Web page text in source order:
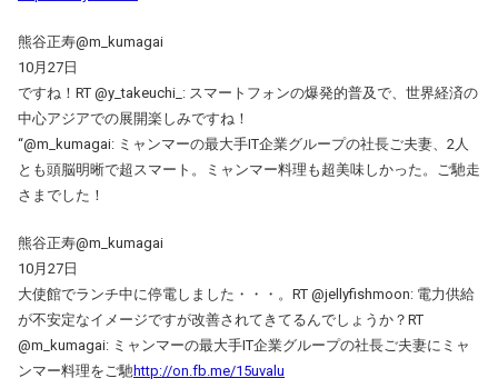
熊谷正寿@m_kumagai
10月27日
ですね！RT @y_takeuchi_: スマートフォンの爆発的普及で、世界経済の
中心アジアでの展開楽しみですね！
“@m_kumagai: ミャンマーの最大手IT企業グループの社長ご夫妻、2人
とも頭脳明晰で超スマート。ミャンマー料理も超美味しかった。ご馳走
さまでした！
熊谷正寿@m_kumagai
10月27日
大使館でランチ中に停電しました・・・。RT @jellyfishmoon: 電力供給
が不安定なイメージですが改善されてきてるんでしょうか？RT
@m_kumagai: ミャンマーの最大手IT企業グループの社長ご夫妻にミャ
ンマー料理をご馳 http://on.fb.me/15uvalu